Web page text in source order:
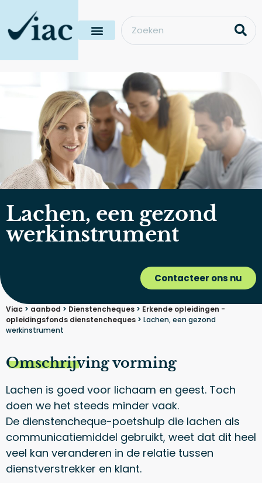
Lachen, een gezond
werkinstrument
Contacteer ons nu
Viac > aanbod > Dienstencheques > Erkende opleidingen -
opleidingsfonds dienstencheques > Lachen, een gezond
werkinstrument
Omschrijving vorming
Lachen is goed voor lichaam en geest. Toch
doen we het steeds minder vaak.
De dienstencheque-poetshulp die lachen als
communicatiemiddel gebruikt, weet dat dit heel
veel kan veranderen in de relatie tussen
dienstverstrekker en klant.